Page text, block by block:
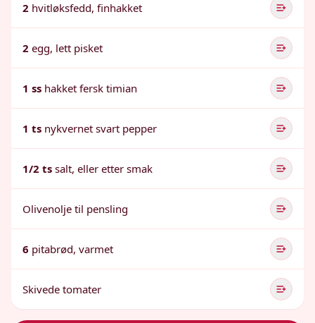
2 hvitløksfedd, finhakket
2 egg, lett pisket
1 ss hakket fersk timian
1 ts nykvernet svart pepper
1/2 ts salt, eller etter smak
Olivenolje til pensling
6 pitabrød, varmet
Skivede tomater